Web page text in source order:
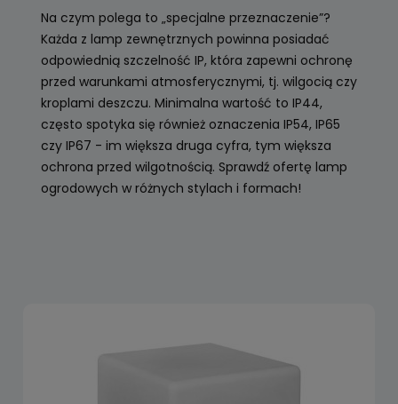
Na czym polega to „specjalne przeznaczenie”?
Każda z lamp zewnętrznych powinna posiadać
odpowiednią szczelność IP, która zapewni ochronę
przed warunkami atmosferycznymi, tj. wilgocią czy
kroplami deszczu. Minimalna wartość to IP44,
często spotyka się również oznaczenia IP54, IP65
czy IP67 - im większa druga cyfra, tym większa
ochrona przed wilgotnością. Sprawdź ofertę lamp
ogrodowych w różnych stylach i formach!